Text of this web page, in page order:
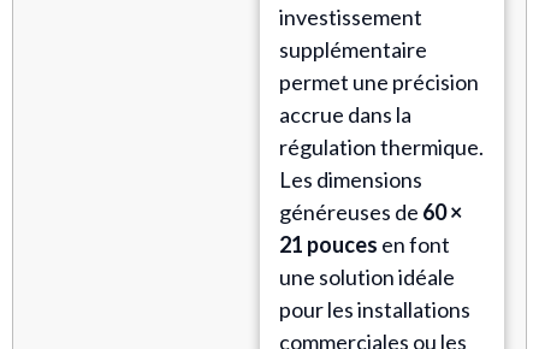
investissement
supplémentaire
permet une précision
accrue dans la
régulation thermique.
Les dimensions
généreuses de 60 ×
21 pouces en font
une solution idéale
pour les installations
commerciales ou les